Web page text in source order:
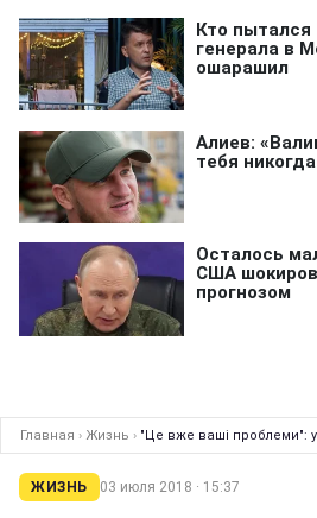
Главная › Жизнь › "Це вже ваші проблеми":
ЖИЗНЬ 03 июля 2018 · 15:37